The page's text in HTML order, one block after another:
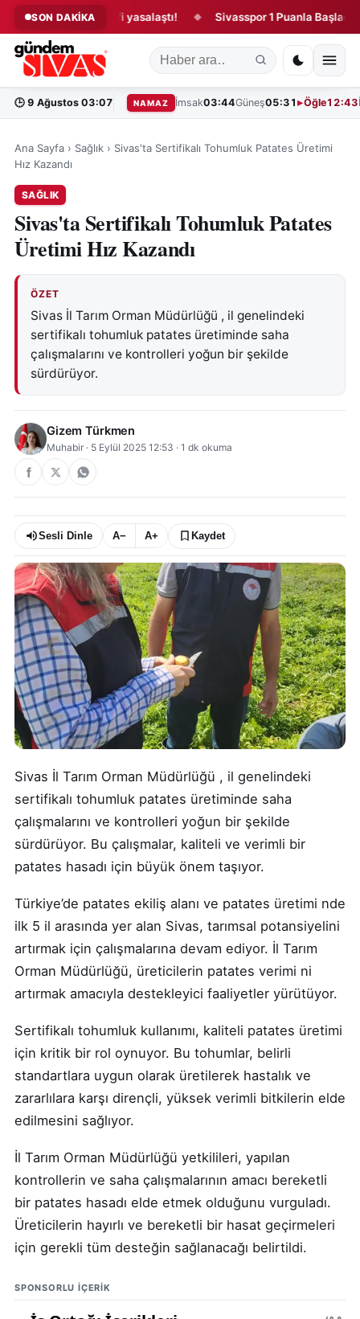
SON DAKİKA
kanun teklifi yasalaştı! ◆ Sivasspor 1 Puanla Başladı! ◆
🕒 9 Ağustos 03:07 NAMAZ İmsak03:44Güneş05:31 Öğle12:43
Ana Sayfa › Sağlık › Sivas'ta Sertifikalı Tohumluk Patates Üretimi
Hız Kazandı
SAĞLIK
Sivas'ta Sertifikalı Tohumluk Patates
Üretimi Hız Kazandı
ÖZET
Sivas İl Tarım Orman Müdürlüğü , il genelindeki
sertifikalı tohumluk patates üretiminde saha
çalışmalarını ve kontrolleri yoğun bir şekilde
sürdürüyor.
Gizem Türkmen
Muhabir · 5 Eylül 2025 12:53 · 1 dk okuma
Sesli Dinle A− A+ Kaydet
Sivas İl Tarım Orman Müdürlüğü , il genelindeki
sertifikalı tohumluk patates üretiminde saha
çalışmalarını ve kontrolleri yoğun bir şekilde
sürdürüyor. Bu çalışmalar, kaliteli ve verimli bir
patates hasadı için büyük önem taşıyor.
Türkiye’de patates ekiliş alanı ve patates üretimi nde
ilk 5 il arasında yer alan Sivas, tarımsal potansiyelini
artırmak için çalışmalarına devam ediyor. İl Tarım
Orman Müdürlüğü, üreticilerin patates verimi ni
artırmak amacıyla destekleyici faaliyetler yürütüyor.
Sertifikalı tohumluk kullanımı, kaliteli patates üretimi
için kritik bir rol oynuyor. Bu tohumlar, belirli
standartlara uygun olarak üretilerek hastalık ve
zararlılara karşı dirençli, yüksek verimli bitkilerin elde
edilmesini sağlıyor.
İl Tarım Orman Müdürlüğü yetkilileri, yapılan
kontrollerin ve saha çalışmalarının amacı bereketli
bir patates hasadı elde etmek olduğunu vurguladı.
Üreticilerin hayırlı ve bereketli bir hasat geçirmeleri
için gerekli tüm desteğin sağlanacağı belirtildi.
SPONSORLU IÇERIK